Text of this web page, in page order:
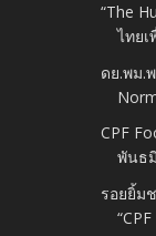
“The
ไทยเ
ดย.พม.
CPF
พันธ
รอยยิ้ม